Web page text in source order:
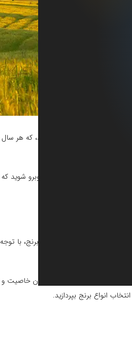
برنج در ایران محسوب می‌شوند، که هر
محصول می‌پردازند.
ممکن است با این سوال روبرو شوید
و مازندران بصرفه‌تر است؟
است؛ در واقع بهتر بودن برنج، با
مورد نظر شما دارد.
بپردازیم. همچنین با بیان
انواع برنج بپردازید.